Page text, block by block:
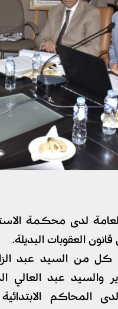
لدى محكمة
العقوبات البديلة.
كل من السيد عبد
والسيد عبد العالي
المحاكم الابتدائية